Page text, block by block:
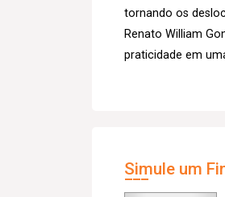
tornando os
Renato William
praticidade em
Simule um